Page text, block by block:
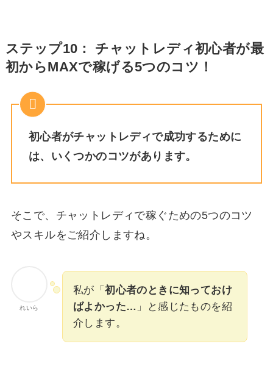
ステップ10： チャットレディ初心者が最
初からMAXで稼げる5つのコツ！
初心者がチャットレディで成功するために
は、いくつかのコツがあります。
そこで、チャットレディで稼ぐための5つのコツ
やスキルをご紹介しますね。
れいら
私が「初心者のときに知っておけ
ばよかった… 」と感じたものを紹
介します。